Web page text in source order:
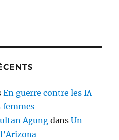
En guerre contre les IA
femmes
Agung dansUn